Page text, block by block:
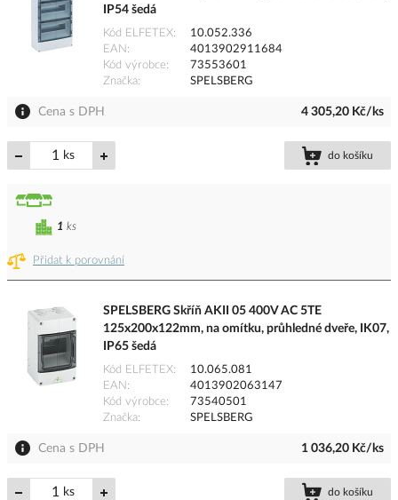
IP54 šedá
Kód ELFETEX
10.052.336
EAN
4013902911684
Kód výrobce
73553601
Značka
SPELSBERG
Cena s DPH 4 305,20 Kč/ks
ks do košíku
Přidat k porovnání
1 ks
SPELSBERG Skříň AKII 05 400V AC 5TE
125x200x122mm, na omítku, průhledné dveře, IK07,
IP65 šedá
Kód ELFETEX
10.065.081
EAN
4013902063147
Kód výrobce
73540501
Značka
SPELSBERG
Cena s DPH 1 036,20 Kč/ks
ks do košíku